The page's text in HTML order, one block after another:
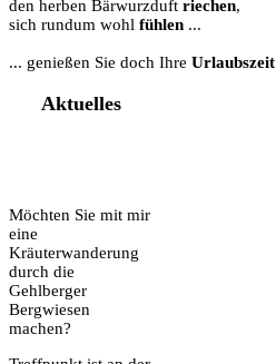
den herben Bärwurzduft riechen,
sich rundum wohl fühlen ...
... genießen Sie doch Ihre Urlaubszeit
Aktuelles
Möchten Sie mit mir
eine
Kräuterwanderung
durch die
Gehlberger
Bergwiesen
machen?